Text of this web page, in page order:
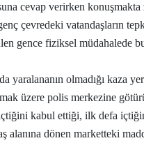
cevap verirken konuşmakta
çevredeki vatandaşların
gence fiziksel müdahalede
yaralananın olmadığı kaza
üzere polis merkezine
kabul ettiği, ilk defa
alanına dönen marketteki